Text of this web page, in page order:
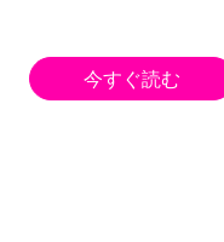
今すぐ読む